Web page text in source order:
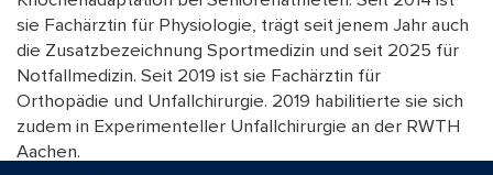
sie Fachärztin für Physiologie, trägt seit jenem Jahr auch
die Zusatzbezeichnung Sportmedizin und seit 2025 für
Notfallmedizin. Seit 2019 ist sie Fachärztin für
Orthopädie und Unfallchirurgie. 2019 habilitierte sie sich
zudem in Experimenteller Unfallchirurgie an der RWTH
Aachen.